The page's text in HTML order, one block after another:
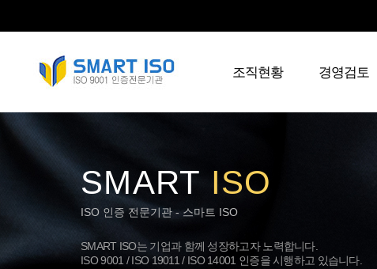
조직현황 경영검토
SMART ISO
ISO 인증 전문기관 - 스마트 ISO
SMART ISO는 기업과 함께 성장하고자 노력합니다.
ISO 9001 / ISO 19011 / ISO 14001 인증을 시행하고 있습니다.